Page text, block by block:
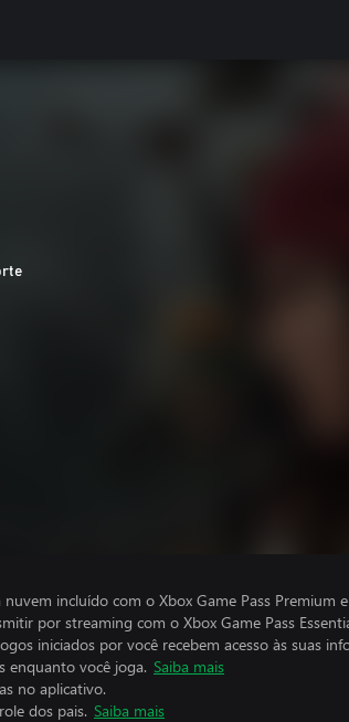
incluído com o Xbox Game Pass Premium
por streaming com o Xbox Game Pass
iniciados por você recebem acesso às suas
enquanto você joga. Saiba mais
no aplicativo.
dos pais. Saiba mais